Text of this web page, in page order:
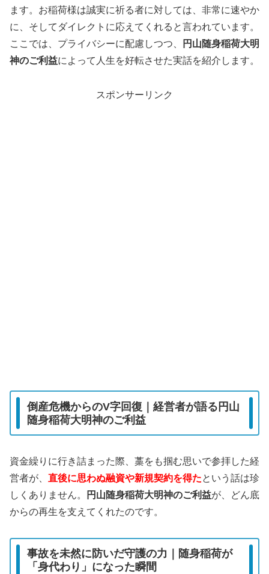
ます。お稲荷様は誠実に祈る者に対しては、非常に速やか
に、そしてダイレクトに応えてくれると言われています。
ここでは、プライバシーに配慮しつつ、
円山随身稲荷大明
神のご利益によって人生を好転させた実話を紹介します。
スポンサーリンク
倒産危機からのV字回復｜経営者が語る円山
随身稲荷大明神のご利益
資金繰りに行き詰まった際、藁をも掴む思いで参拝した経
営者が、 直後に思わぬ融資や新規契約を得たという話は珍
しくありません。
円山随身稲荷大明神のご利益が、どん底
からの再生を支えてくれたのです。
事故を未然に防いだ守護の力｜随身稲荷が
「身代わり」になった瞬間